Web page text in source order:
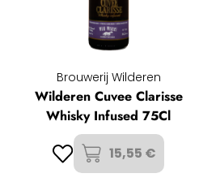
Brouwerij Wilderen
Wilderen Cuvee Clarisse
Whisky Infused 75Cl
15,55 €